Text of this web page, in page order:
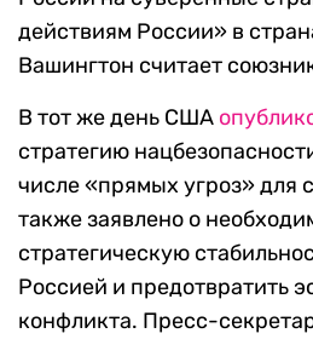
действиям России» в
Вашингтон считает
В тот же день США
стратегию
числе «прямых угроз» для
также заявлено о
стратегическую
Россией и предотвратить
конфликта. Пресс-